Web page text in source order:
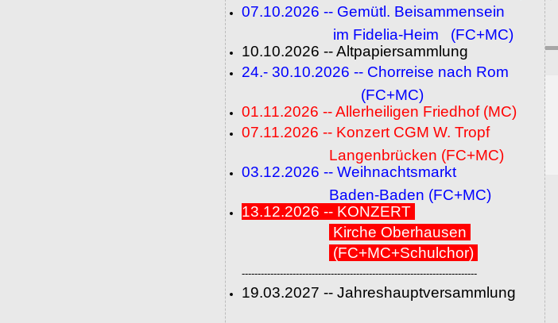
07.10.2026 -- Gemütl. Beisammensein
im Fidelia-Heim (FC+MC)
10.10.2026 -- Altpapiersammlung
24.- 30.10.2026 -- Chorreise nach Rom
(FC+MC)
01.11.2026 -- Allerheiligen Friedhof (MC)
07.11.2026 -- Konzert CGM W. Tropf
Langenbrücken (FC+MC)
03.12.2026 -- Weihnachtsmarkt
Baden-Baden (FC+MC)
13.12.2026 -- KONZERT
Kirche Oberhausen
(FC+MC+Schulchor)
--------------------------------------------------------------------------
19.03.2027 -- Jahreshauptversammlung